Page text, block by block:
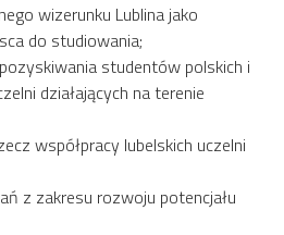
wizerunku Lublina jako
do studiowania;
studentów polskich i
działających na terenie
współpracy lubelskich uczelni
z zakresu rozwoju potencjału